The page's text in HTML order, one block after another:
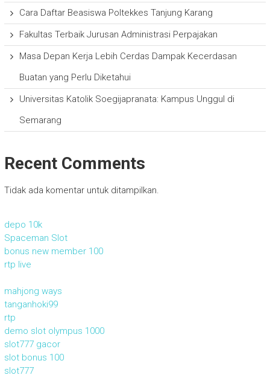
Cara Daftar Beasiswa Poltekkes Tanjung Karang
Fakultas Terbaik Jurusan Administrasi Perpajakan
Masa Depan Kerja Lebih Cerdas Dampak Kecerdasan
Buatan yang Perlu Diketahui
Universitas Katolik Soegijapranata: Kampus Unggul di
Semarang
Recent Comments
Tidak ada komentar untuk ditampilkan.
depo 10k
Spaceman Slot
bonus new member 100
rtp live
mahjong ways
tanganhoki99
rtp
demo slot olympus 1000
slot777 gacor
slot bonus 100
slot777